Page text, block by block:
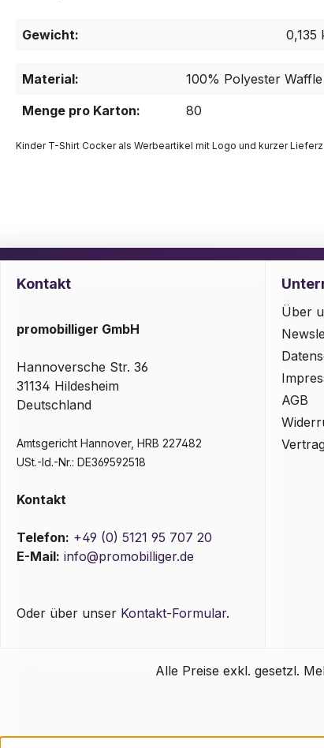
Gewicht: 0,135
Material:
100% Polyester
Menge pro Karton:
80
Kinder T-Shirt Cocker als Werbeartikel mit Logo und kurzer
Kontakt
promobilliger GmbH
Hannoversche Str. 36
31134 Hildesheim
Deutschland
Amtsgericht Hannover, HRB 227482
USt.-Id.-Nr.: DE369592518
Kontakt
Telefon: +49 (0) 5121 95 707 20
E-Mail: info@promobilliger.de
Oder über unser Kontakt-Formular.
Über
AGB
Alle Preise exkl. gesetzl.